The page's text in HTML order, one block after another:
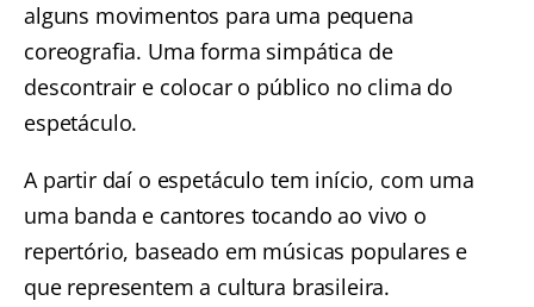
alguns movimentos para uma pequena
coreografia. Uma forma simpática de
descontrair e colocar o público no clima do
espetáculo.
A partir daí o espetáculo tem início, com uma
uma banda e cantores tocando ao vivo o
repertório, baseado em músicas populares e
que representem a cultura brasileira.